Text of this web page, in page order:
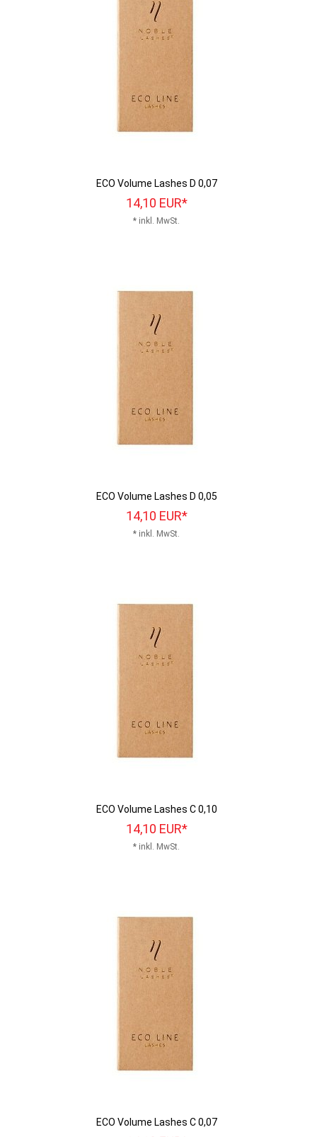
ECO Volume Lashes D 0,07
14,10 EUR*
* inkl. MwSt.
ECO Volume Lashes D 0,05
14,10 EUR*
* inkl. MwSt.
ECO Volume Lashes C 0,10
14,10 EUR*
* inkl. MwSt.
ECO Volume Lashes C 0,07